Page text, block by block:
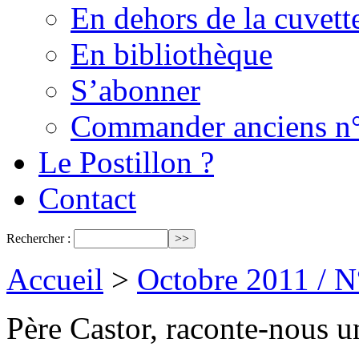
En dehors de la
En bibliothèque
S’abonner
Commander anciens
Le Postillon ?
Contact
Rechercher :
Accueil > Octobre 2011 /
Père Castor, raconte-nous